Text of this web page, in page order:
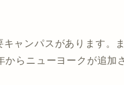
ャンパスがあります。
らニューヨークが追加